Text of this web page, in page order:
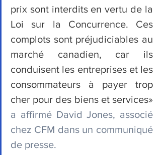
prix sont interdits en vertu de la
Loi sur la Concurrence. Ces
complots sont préjudiciables au
marché canadien, car ils
conduisent les entreprises et les
consommateurs à payer trop
a affirmé David Jones, associé
chez CFM dans un communiqué
de presse.